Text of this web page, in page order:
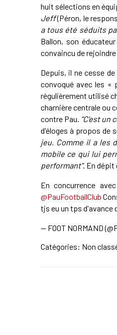
huit sélections en
Jeff(Péron, le
a tous été séduits
Ballon, son
convaincu de
Depuis, il ne cesse
convoqué avec les «
régulièrement utilisé
charnière centrale ou
contre Pau. "C'est un
d'éloges à propos de
jeu. Comme il a les
mobile ce qui lui
performant". En dépit
En concurrence
@PauFootballClub
tjs eu un tps d'avance
— FOOT NORMAND
Catégories: Non